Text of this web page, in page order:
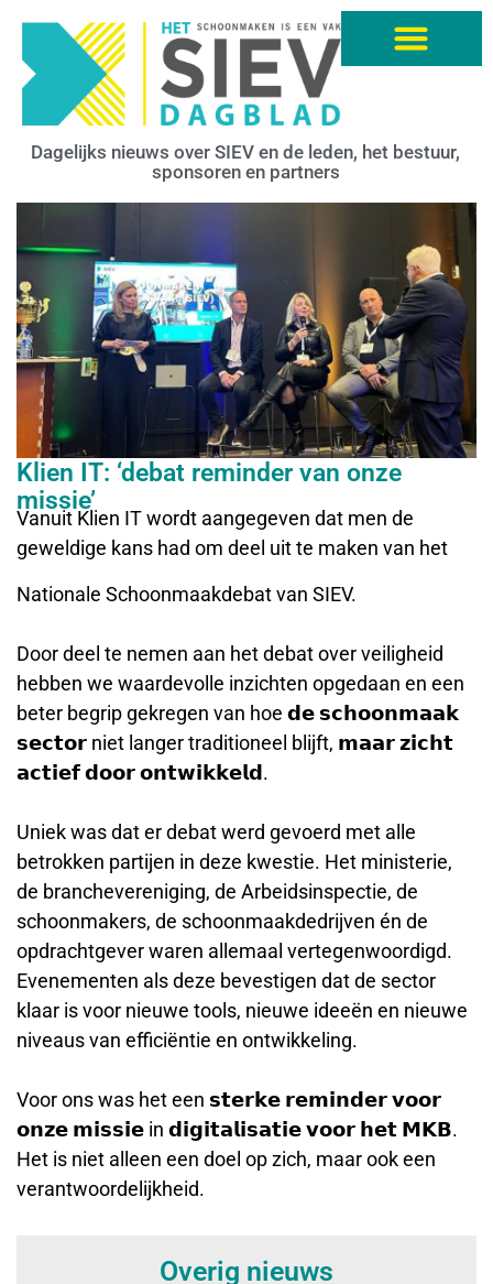
Dagelijks nieuws over SIEV en de leden, het bestuur,
sponsoren en partners
Klien IT: ‘debat reminder van onze
missie’
Vanuit Klien IT wordt aangegeven dat men de
geweldige kans had om deel uit te maken van het
Nationale Schoonmaakdebat van SIEV.
Door deel te nemen aan het debat over veiligheid
hebben we waardevolle inzichten opgedaan en een
beter begrip gekregen van hoe 𝗱𝗲 𝘀𝗰𝗵𝗼𝗼𝗻𝗺𝗮𝗮𝗸
𝘀𝗲𝗰𝘁𝗼𝗿 niet langer traditioneel blijft, 𝗺𝗮𝗮𝗿 𝘇𝗶𝗰𝗵𝘁
𝗮𝗰𝘁𝗶𝗲𝗳 𝗱𝗼𝗼𝗿 𝗼𝗻𝘁𝘄𝗶𝗸𝗸𝗲𝗹𝗱.
Uniek was dat er debat werd gevoerd met alle
betrokken partijen in deze kwestie. Het ministerie,
de branchevereniging, de Arbeidsinspectie, de
schoonmakers, de schoonmaakdedrijven én de
opdrachtgever waren allemaal vertegenwoordigd.
Evenementen als deze bevestigen dat de sector
klaar is voor nieuwe tools, nieuwe ideeën en nieuwe
niveaus van efficiëntie en ontwikkeling.
Voor ons was het een 𝘀𝘁𝗲𝗿𝗸𝗲 𝗿𝗲𝗺𝗶𝗻𝗱𝗲𝗿 𝘃𝗼𝗼𝗿
𝗼𝗻𝘇𝗲 𝗺𝗶𝘀𝘀𝗶𝗲 in 𝗱𝗶𝗴𝗶𝘁𝗮𝗹𝗶𝘀𝗮𝘁𝗶𝗲 𝘃𝗼𝗼𝗿 𝗵𝗲𝘁 𝗠𝗞𝗕.
Het is niet alleen een doel op zich, maar ook een
verantwoordelijkheid.
Overig nieuws